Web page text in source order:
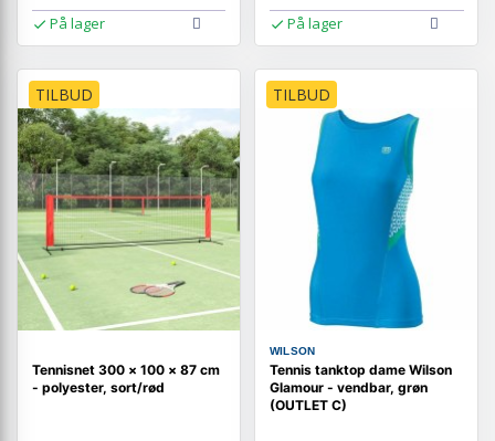
På lager På lager
TILBUD
Tennisnet 300 × 100 × 87 cm
- polyester, sort/rød
TILBUD
WILSON
Tennis tanktop dame Wilson
Glamour - vendbar, grøn
(OUTLET C)